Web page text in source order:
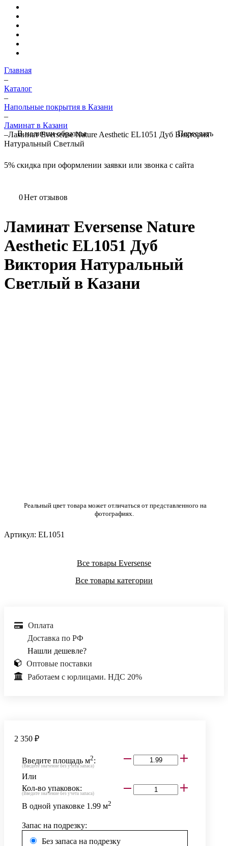
Главная
–
Каталог
–
Напольные покрытия в Казани
–
Ламинат в Казани
–Ламинат Eversense Nature Aesthetic EL1051 Дуб Виктория
Натуральный Светлый
5% скидка при оформлении заявки или звонка с сайта
0Нет отзывов
Ламинат Eversense Nature
Aesthetic EL1051 Дуб
Виктория Натуральный
Светлый в Казани
Реальный цвет товара может отличаться от представленного на
фотографиях.
Артикул: EL1051
Все товары Eversense
Все товары категории
Оплата
Доставка по РФ
Нашли дешевле?
Оптовые поставки
Работаем с юрлицами. НДС 20%
В наличии образцы Переслать
2 350 ₽
Введите площадь м2:
(Введите значение без учета запаса)
Или
Кол-во упаковок:
(Введите значение без учета запаса)
В одной упаковке 1.99 м2
Запас на подрезку:
Без запаса на подрезку